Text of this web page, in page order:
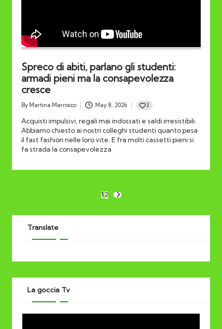
Spreco di abiti, parlano gli studenti:
armadi pieni ma la consapevolezza
cresce
Posted
by
By Martina Marrocco May 8, 2026 3
Acquisti impulsivi, regali mai indossati e saldi irresistibili.
Abbiamo chiesto ai nostri colleghi studenti quanto pesa
il fast fashion nelle loro vite. E fra molti cassetti pieni si
fa strada la consapevolezza
pagination
1 2
NEXT
Translate
La goccia Tv